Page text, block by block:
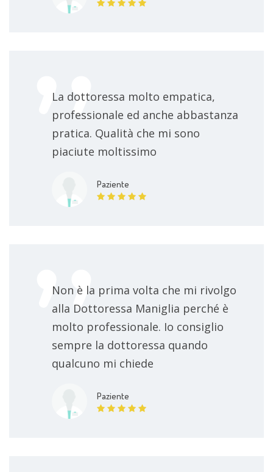
La dottoressa molto empatica,
professionale ed anche abbastanza
pratica. Qualità che mi sono
piaciute moltissimo
Paziente
Non è la prima volta che mi rivolgo
alla Dottoressa Maniglia perché è
molto professionale. Io consiglio
sempre la dottoressa quando
qualcuno mi chiede
Paziente